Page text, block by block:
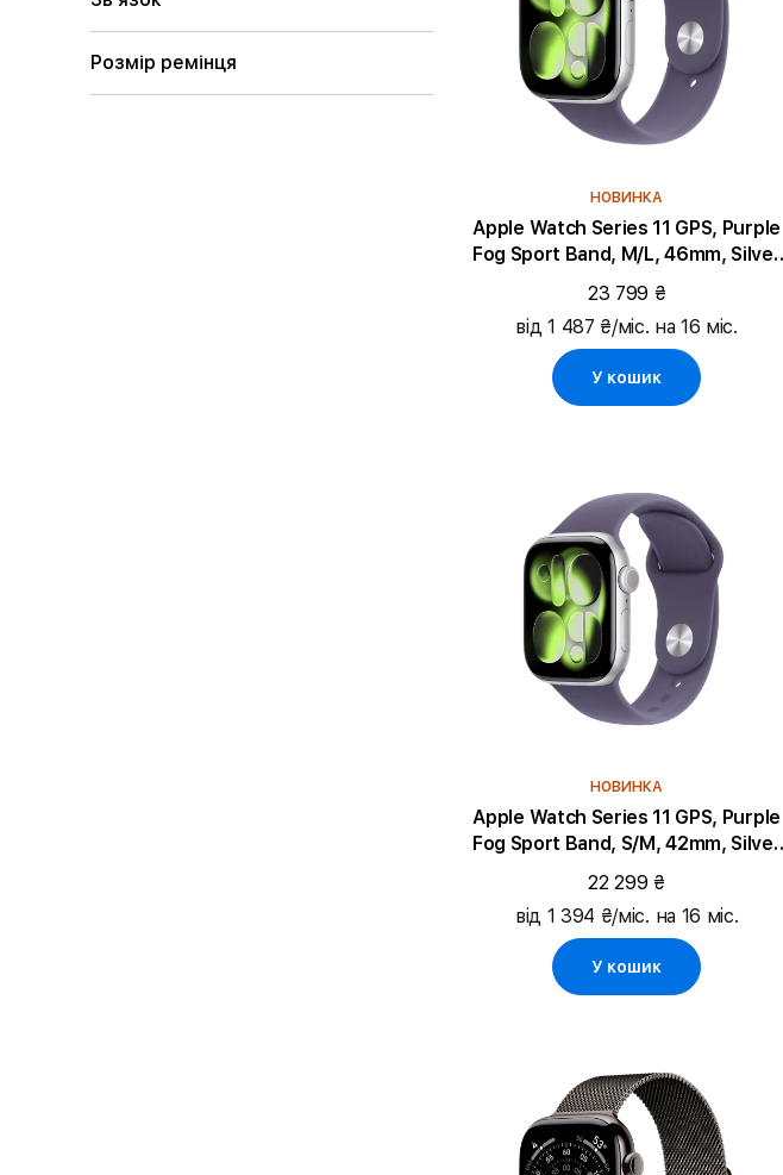
Розмір ремінця
НОВИНКА
Apple Watch Series 11 GPS, Purple
Fog Sport Band, M/L, 46mm, Silver
Aluminium
23 799 ₴
від 1 487 ₴/міс. на 16 міс.
У кошик
НОВИНКА
Apple Watch Series 11 GPS, Purple
Fog Sport Band, S/M, 42mm, Silver
Aluminium
22 299 ₴
від 1 394 ₴/міс. на 16 міс.
У кошик